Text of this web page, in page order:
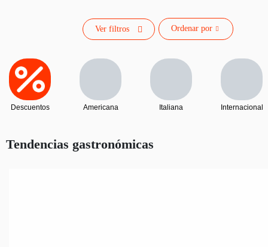
Ver filtros Ordenar por
Descuentos Americana Italiana Internacional
Tendencias gastronómicas